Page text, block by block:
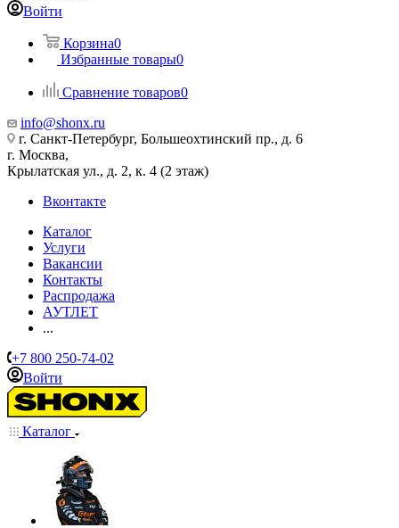
Войти
Корзина0
Избранные товары0
Сравнение товаров0
info@shonx.ru
г. Санкт-Петербург, Большеохтинский пр., д. 6
г. Москва,
Крылатская ул., д. 2, к. 4 (2 этаж)
Вконтакте
Каталог
Услуги
Вакансии
Контакты
Распродажа
АУТЛЕТ
...
+7 800 250-74-02
Войти
Каталог